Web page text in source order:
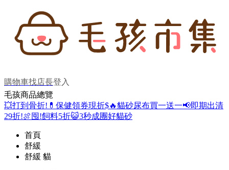
購物車找店長登入
毛孩商品總覽
💥打到骨折! 💊保健領券現折$🔥貓砂尿布買一送一📢即期出清
29折!🍖囤!飼料5折😺3秒成團好貓砂
首頁
舒緩
舒緩 貓